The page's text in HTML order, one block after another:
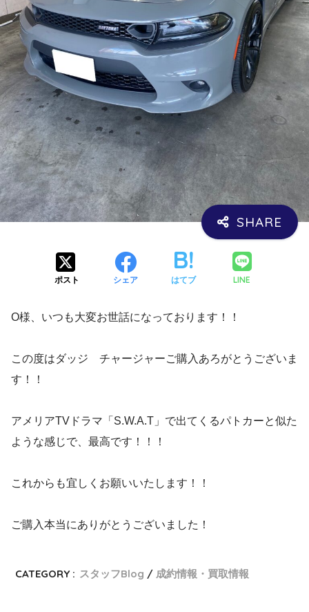
ポスト シェア はてブ LINE
O様、いつも大変お世話になっております！！
この度はダッジ チャージャーご購入あろがとうございま
す！！
アメリアTVドラマ「S.W.A.T」で出てくるパトカーと似た
ような感じで、最高です！！！
これからも宜しくお願いいたします！！
ご購入本当にありがとうございました！
CATEGORY : スタッフBlog 成約情報・買取情報